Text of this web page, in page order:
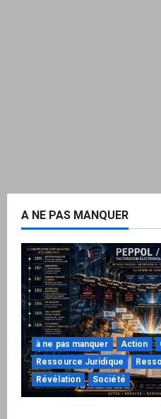
A NE PAS MANQUER
à ne pas manquer Action
Ressource Juridique
Révélation
Société